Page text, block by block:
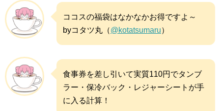
ココスの福袋はなかなかお得ですよ～
byコタツ丸（@kotatsumaru）
食事券を差し引いて実質110円でタンブ
ラー・保冷バック・レジャーシートが手
に入る計算！